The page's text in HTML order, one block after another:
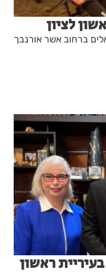
לציון
אלים ברחוב אשר אורנבך
ראשון